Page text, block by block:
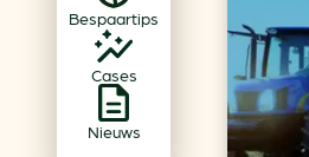
Bespaartips
Cases
Nieuws